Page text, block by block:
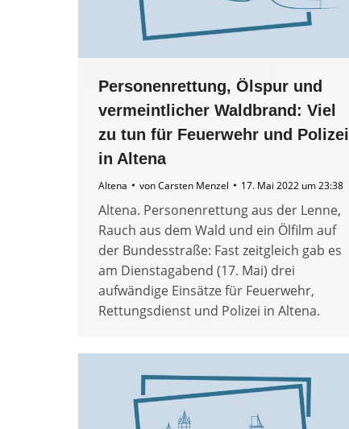
Personenrettung, Ölspur und
vermeintlicher Waldbrand: Viel
zu tun für Feuerwehr und Polizei
in Altena
Altena vonCarsten Menzel 17. Mai 2022 um 23:38
Altena. Personenrettung aus der Lenne,
Rauch aus dem Wald und ein Ölfilm auf
der Bundesstraße: Fast zeitgleich gab es
am Dienstagabend (17. Mai) drei
aufwändige Einsätze für Feuerwehr,
Rettungsdienst und Polizei in Altena.